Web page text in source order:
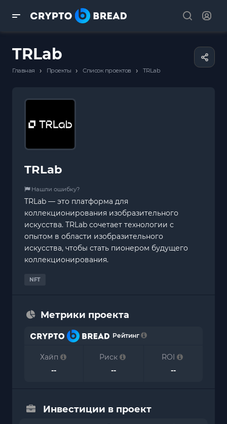
TRLab
Главная › Проекты › Список проектов › TRLab
TRLab
Нашли ошибку?
TRLab — это платформа для
коллекционирования изобразительного
искусства. TRLab сочетает технологии с
опытом в области изобразительного
искусства, чтобы стать пионером будущего
коллекционирования.
NFT
Метрики проекта
Рейтинг
Хайп
--
Риск
--
ROI
--
Инвестиции в проект